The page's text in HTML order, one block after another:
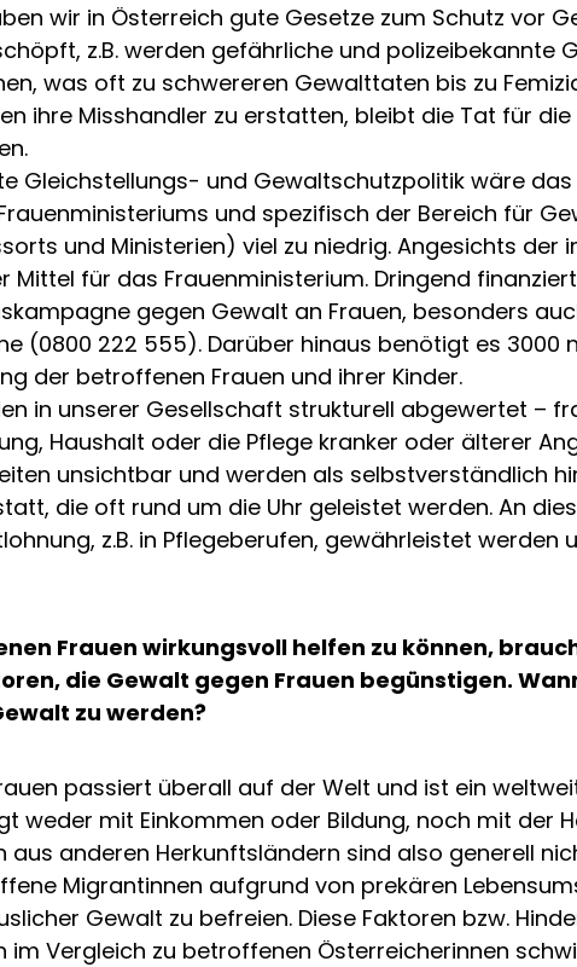
wir in Österreich gute Gesetze zum Schutz vor
z.B. werden gefährliche und
was oft zu schwereren Gewalttaten bis zu
ihre Misshandler zu erstatten, bleibt die Tat für
Gleichstellungs- und Gewaltschutzpolitik wäre
und spezifisch der Bereich für
und Ministerien) viel zu niedrig. Angesichts
Mittel für das Frauenministerium. Dringend
gegen Gewalt an Frauen, besonders
(0800 222 555). Darüber hinaus benötigt es
der betroffenen Frauen und ihrer Kinder.
in unserer Gesellschaft strukturell abgewertet –
Haushalt oder die Pflege kranker oder älterer
unsichtbar und werden als selbstverständlich
die oft rund um die Uhr geleistet werden. An
z.B. in Pflegeberufen, gewährleistet
Frauen wirkungsvoll helfen zu können,
die Gewalt gegen Frauen begünstigen.
zu werden?
passiert überall auf der Welt und ist ein
weder mit Einkommen oder Bildung, noch mit der
aus anderen Herkunftsländern sind also generell
Migrantinnen aufgrund von prekären
Gewalt zu befreien. Diese Faktoren bzw.
im Vergleich zu betroffenen Österreicherinnen